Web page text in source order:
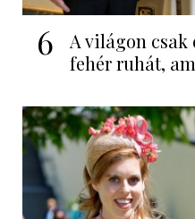
6
A világon csak
fehér ruhát,